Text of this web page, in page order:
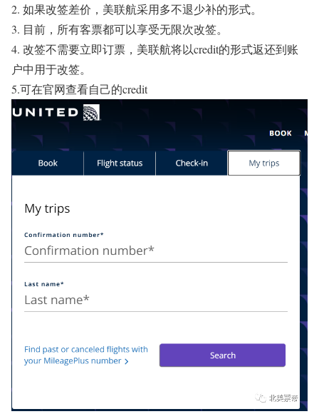
2. 如果改签差价，美联航采用多不退少补的形式。
3. 目前，所有客票都可以享受无限次改签。
4. 改签不需要立即订票，美联航将以credit的形式返还到账
户中用于改签。
5.可在官网查看自己的credit